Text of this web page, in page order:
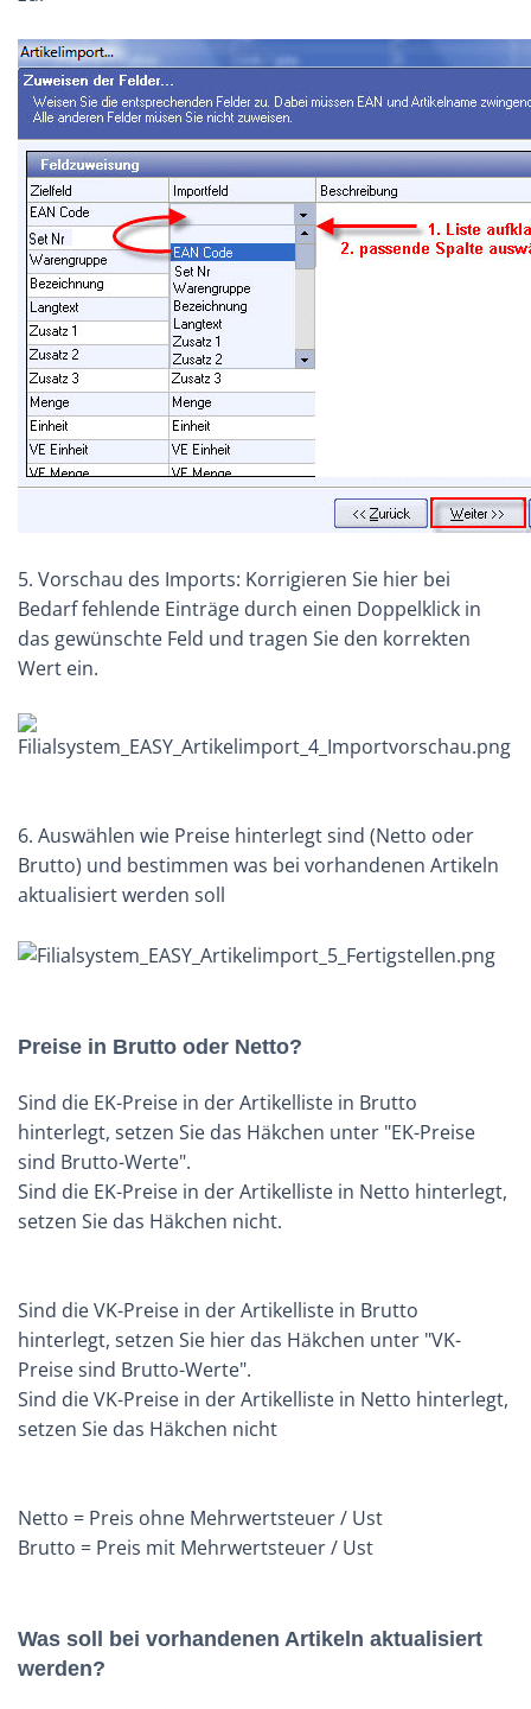
5. Vorschau des Imports: Korrigieren Sie hier bei
Bedarf fehlende Einträge durch einen Doppelklick in
das gewünschte Feld und tragen Sie den korrekten
Wert ein.
6. Auswählen wie Preise hinterlegt sind (Netto oder
Brutto) und bestimmen was bei vorhandenen Artikeln
aktualisiert werden soll
Preise in Brutto oder Netto?
Sind die EK-Preise in der Artikelliste in Brutto
hinterlegt, setzen Sie das Häkchen unter "EK-Preise
sind Brutto-Werte".
Sind die EK-Preise in der Artikelliste in Netto hinterlegt,
setzen Sie das Häkchen nicht.
Sind die VK-Preise in der Artikelliste in Brutto
hinterlegt, setzen Sie hier das Häkchen unter "VK-
Preise sind Brutto-Werte".
Sind die VK-Preise in der Artikelliste in Netto hinterlegt,
setzen Sie das Häkchen nicht
Netto = Preis ohne Mehrwertsteuer / Ust
Brutto = Preis mit Mehrwertsteuer / Ust
Was soll bei vorhandenen Artikeln aktualisiert
werden?